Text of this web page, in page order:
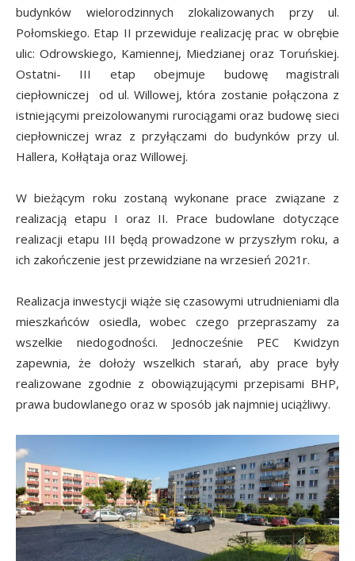
budynków wielorodzinnych zlokalizowanych przy ul.
Połomskiego. Etap II przewiduje realizację prac w obrębie
ulic: Odrowskiego, Kamiennej, Miedzianej oraz Toruńskiej.
Ostatni- III etap obejmuje budowę magistrali
ciepłowniczej od ul. Willowej, która zostanie połączona z
istniejącymi preizolowanymi rurociągami oraz budowę sieci
ciepłowniczej wraz z przyłączami do budynków przy ul.
Hallera, Kołłątaja oraz Willowej.
W bieżącym roku zostaną wykonane prace związane z
realizacją etapu I oraz II. Prace budowlane dotyczące
realizacji etapu III będą prowadzone w przyszłym roku, a
ich zakończenie jest przewidziane na wrzesień 2021r.
Realizacja inwestycji wiąże się czasowymi utrudnieniami dla
mieszkańców osiedla, wobec czego przepraszamy za
wszelkie niedogodności. Jednocześnie PEC Kwidzyn
zapewnia, że dołoży wszelkich starań, aby prace były
realizowane zgodnie z obowiązującymi przepisami BHP,
prawa budowlanego oraz w sposób jak najmniej uciążliwy.